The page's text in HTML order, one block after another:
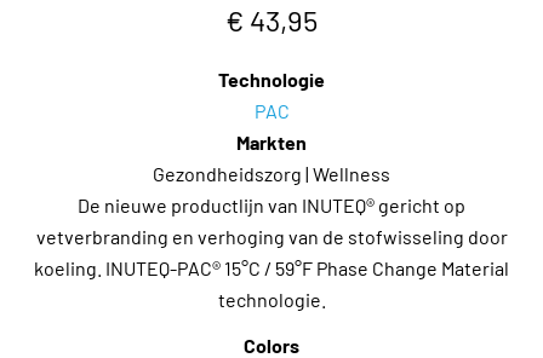
€ 43,95
Technologie
PAC
Markten
Gezondheidszorg | Wellness
De nieuwe productlijn van INUTEQ® gericht op
vetverbranding en verhoging van de stofwisseling door
koeling. INUTEQ-PAC® 15°C / 59°F Phase Change Material
technologie.
Colors